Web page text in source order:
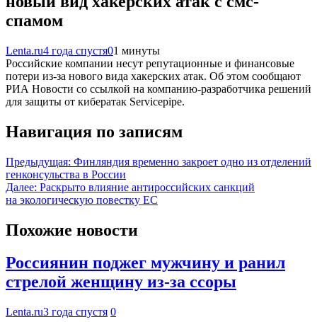
спамом
Lenta.ru4 года спустя01 минуты
Российские компании несут репутационные и финансовые
потери из-за нового вида хакерских атак. Об этом сообщают
РИА Новости со ссылкой на компанию-разработчика решений
для защиты от кибератак Servicepipe.
Навигация по записям
Предыдущая: Финляндия временно закроет одно из отделений
генконсульства в России
Далее: Раскрыто влияние антироссийских санкций
на экологическую повестку ЕС
Похожие новости
Россиянин поджег мужчину и ранил
стрелой женщину из-за ссоры
Lenta.ru3 года спустя 0